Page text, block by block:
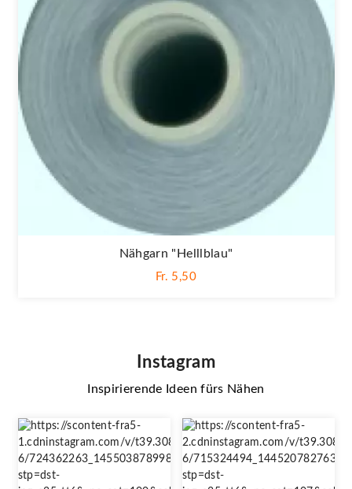
Nähgarn "helllblau"
Fr. 5,50
Instagram
Inspirierende Ideen fürs Nähen